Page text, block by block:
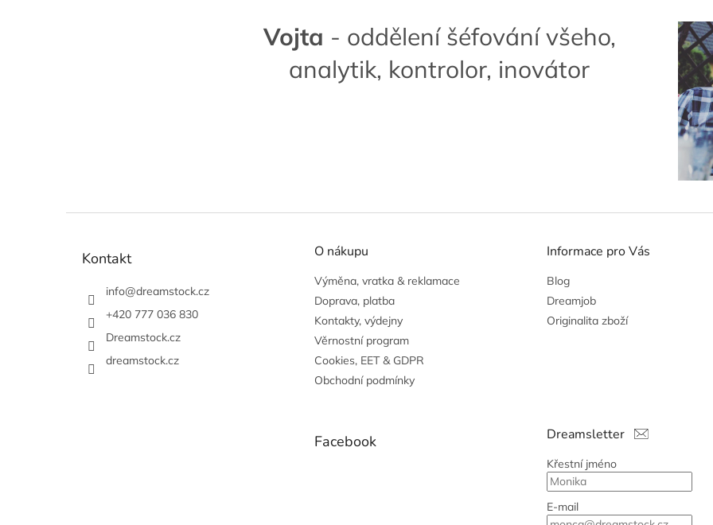
Vojta - oddělení šéfování všeho,
analytik, kontrolor, inovátor
Kontakt
info@dreamstock.cz
+420 777 036 830
Dreamstock.cz
dreamstock.cz
O nákupu
Výměna, vratka & reklamace
Doprava, platba
Kontakty, výdejny
Věrnostní program
Cookies, EET & GDPR
Obchodní podmínky
Informace pro Vás
Blog
Dreamjob
Originalita zboží
Facebook Dreamsletter
Křestní jméno
E-mail